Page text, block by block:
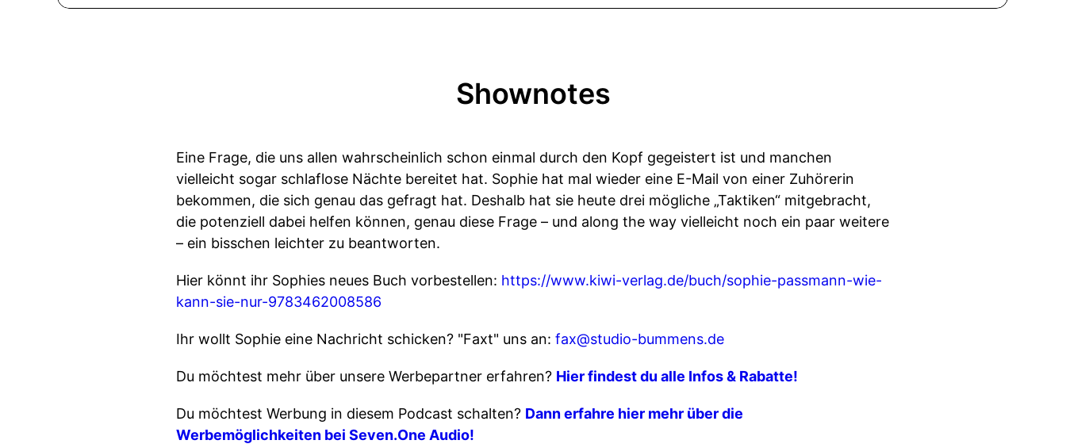
Shownotes
Eine Frage, die uns allen wahrscheinlich schon einmal durch den Kopf gegeistert ist und manchen
vielleicht sogar schlaflose Nächte bereitet hat. Sophie hat mal wieder eine E-Mail von einer Zuhörerin
bekommen, die sich genau das gefragt hat. Deshalb hat sie heute drei mögliche „Taktiken“ mitgebracht,
die potenziell dabei helfen können, genau diese Frage – und along the way vielleicht noch ein paar weitere
– ein bisschen leichter zu beantworten.
Hier könnt ihr Sophies neues Buch vorbestellen: https://www.kiwi-verlag.de/buch/sophie-passmann-wie-
kann-sie-nur-9783462008586
Ihr wollt Sophie eine Nachricht schicken? "Faxt" uns an: fax@studio-bummens.de
Du möchtest mehr über unsere Werbepartner erfahren? Hier findest du alle Infos & Rabatte!
Du möchtest Werbung in diesem Podcast schalten? Dann erfahre hier mehr über die
Werbemöglichkeiten bei Seven.One Audio!